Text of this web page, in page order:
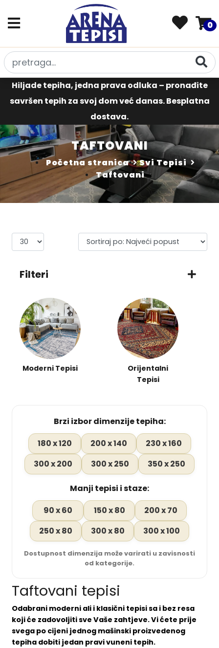
0
Hiljade tepiha, jedna prava odluka – pronađite
savršen tepih za svoj dom već danas. Besplatna
dostava.
TAFTOVANI
Početna stranica
Svi Tepisi
Taftovani
Filteri
Moderni Tepisi
Orijentalni
Tepisi
Brzi izbor dimenzije tepiha:
180 x 120
200 x 140
230 x 160
300 x 200
300 x 250 350 x 250
Manji tepisi i staze:
90 x 60
150 x 80
200 x 70
250 x 80
300 x 80 300 x 100
Dostupnost dimenzija može varirati u zavisnosti
od kategorije.
Taftovani tepisi
Odabrani moderni ali i klasični tepisi sa i bez resa
koji će zadovoljiti sve Vaše zahtjeve. Vi ćete prije
svega po cijeni jednog mašinski proizvedenog
tepiha dobiti jedan pravi vuneni tepih.